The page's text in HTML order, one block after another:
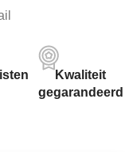
Kwaliteit
gegarandeerd